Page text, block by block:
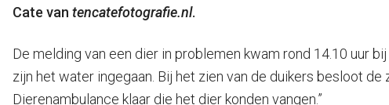
Cate van tencatefotografie.nl.
De melding van een dier in problemen kwam rond 14.10 uur
zijn het water ingegaan. Bij het zien van de duikers besloot
Dierenambulance klaar die het dier konden vangen.”